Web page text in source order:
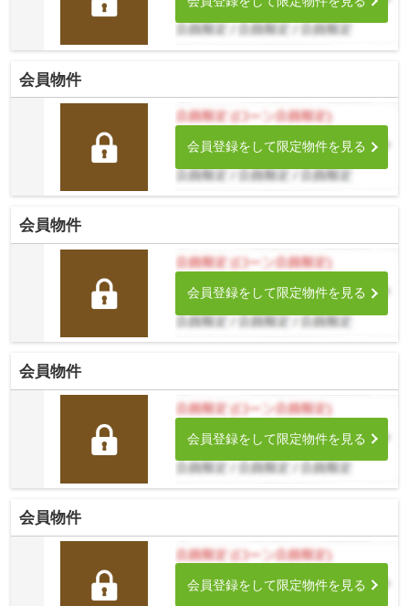
会員物件
会員登録をして限定物件を見る
会員物件
会員登録をして限定物件を見る
会員物件
会員登録をして限定物件を見る
会員物件
会員登録をして限定物件を見る